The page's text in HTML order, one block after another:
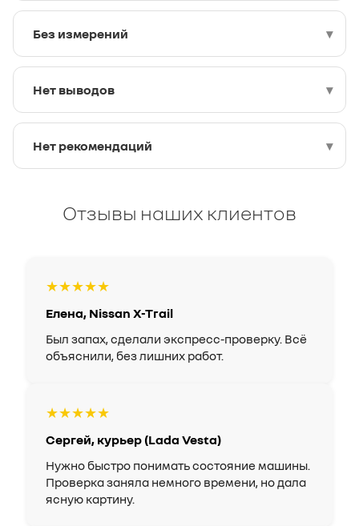
Без измерений
Нет выводов
Нет рекомендаций
Отзывы наших клиентов
★★★★★
Елена, Nissan X-Trail
Был запах, сделали экспресс-проверку. Всё
объяснили, без лишних работ.
★★★★★
Сергей, курьер (Lada Vesta)
Нужно быстро понимать состояние машины.
Проверка заняла немного времени, но дала
ясную картину.